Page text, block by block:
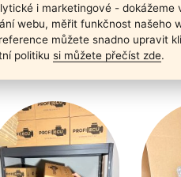
i marketingové - dokážeme
webu, měřit funkčnost našeho
můžete snadno upravit
politiku si můžete přečíst zde.